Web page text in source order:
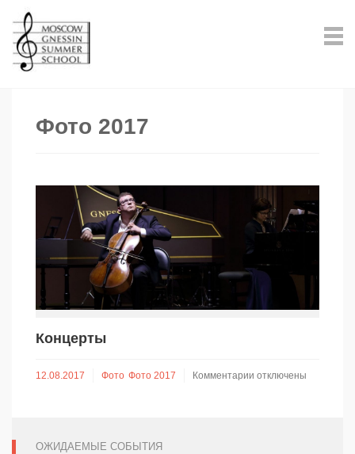
Фото 2017
Концерты
12.08.2017 Фото Фото 2017 Комментарии котключены
ОЖИДАЕМЫЕ СОБЫТИЯ